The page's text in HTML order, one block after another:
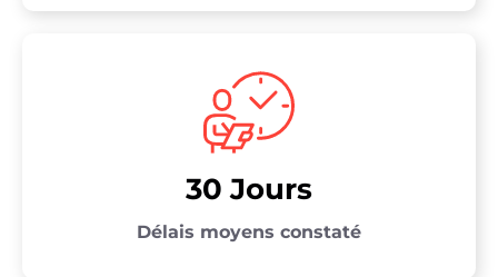
30 Jours
Délais moyens constaté